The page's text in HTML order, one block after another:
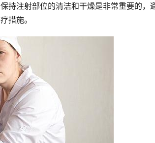
持注射部位的清洁和干燥是非常重要的，
措施。